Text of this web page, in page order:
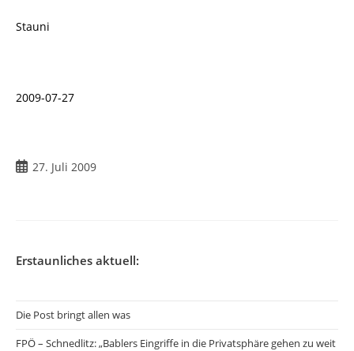
Stauni
2009-07-27
Beitrag
27. Juli 2009
Erstaunliches aktuell:
Die Post bringt allen was
FPÖ – Schnedlitz: „Bablers Eingriffe in die Privatsphäre gehen zu weit